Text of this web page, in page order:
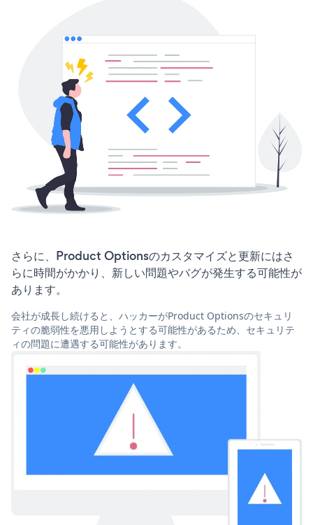
さらに、Product Optionsのカスタマイズと更新にはさ
らに時間がかかり、新しい問題やバグが発生する可能性が
あります。
会社が成長し続けると、ハッカーがProduct Optionsのセキュリ
ティの脆弱性を悪用しようとする可能性があるため、セキュリテ
ィの問題に遭遇する可能性があります。